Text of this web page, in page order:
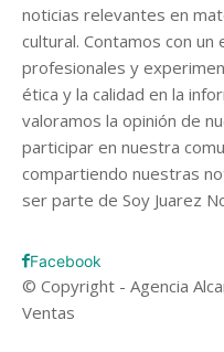
noticias relevantes en
cultural. Contamos con
profesionales y
ética y la calidad en la
valoramos la opinión de
participar en nuestra
compartiendo nuestras
ser parte de Soy Juarez
Facebook
© Copyright - Agencia
Ventas